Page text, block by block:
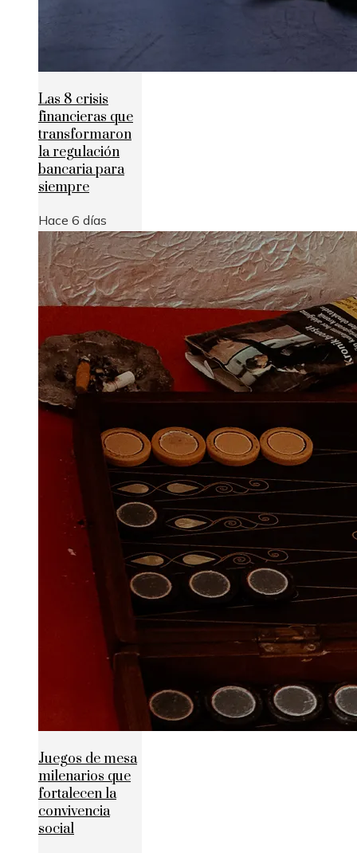
Las 8 crisis
financieras que
transformaron
la regulación
bancaria para
siempre
Hace 6 días
Juegos de mesa
milenarios que
fortalecen la
convivencia
social